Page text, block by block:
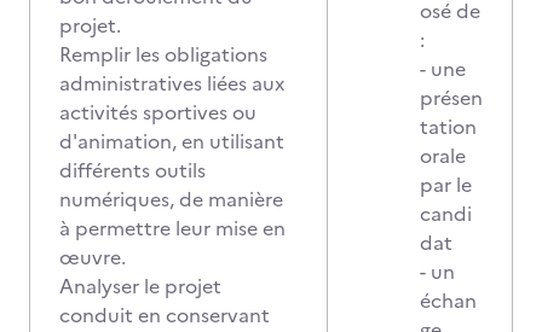
projet.
Remplir les obligations
administratives liées aux
activités sportives ou
d'animation, en utilisant
différents outils
numériques, de manière
à permettre leur mise en
œuvre.
Analyser le projet
conduit en conservant
osé de
:
- une
présen
tation
orale
par le
candi
dat
- un
échan